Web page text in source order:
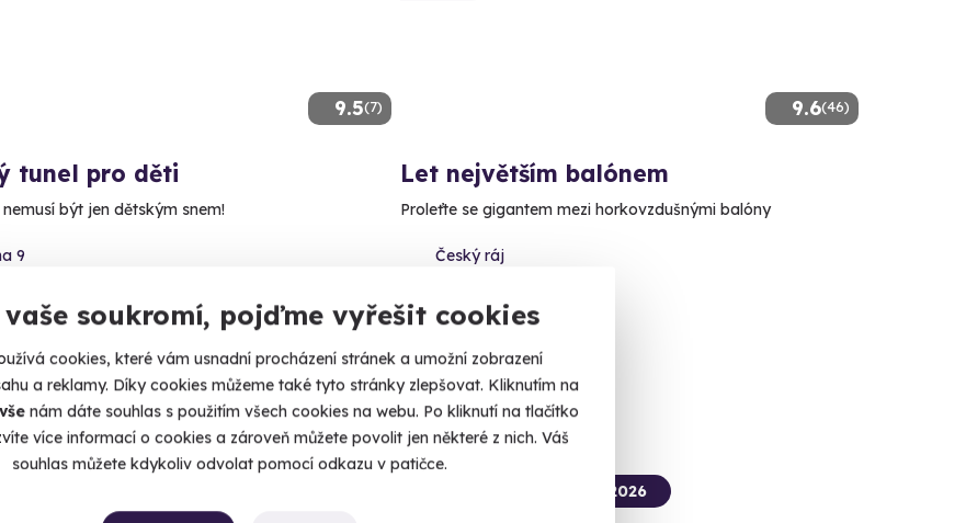
vaše soukromí, pojďme vyřešit cookies
cookies, které vám usnadní procházení stránek a umožní zobrazení
a reklamy. Díky cookies můžeme také tyto stránky zlepšovat. Kliknutím na
nám dáte souhlas s použitím všech cookies na webu. Po kliknutí na tlačítko
více informací o cookies a zároveň můžete povolit jen některé z nich. Váš
souhlas můžete kdykoliv odvolat pomocí odkazu v patičce.
9.5(7)
tunel pro děti
být jen dětským snem!
9
Kč
9.6(46)
Let největším balónem
Proleťte se gigantem mezi horkovzdušnými balóny
Český ráj
3 490 Kč
Volný termín už 23. 08. 2026